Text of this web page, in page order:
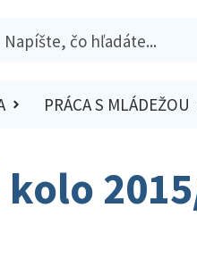
PRÁCA S MLÁDEŽOU